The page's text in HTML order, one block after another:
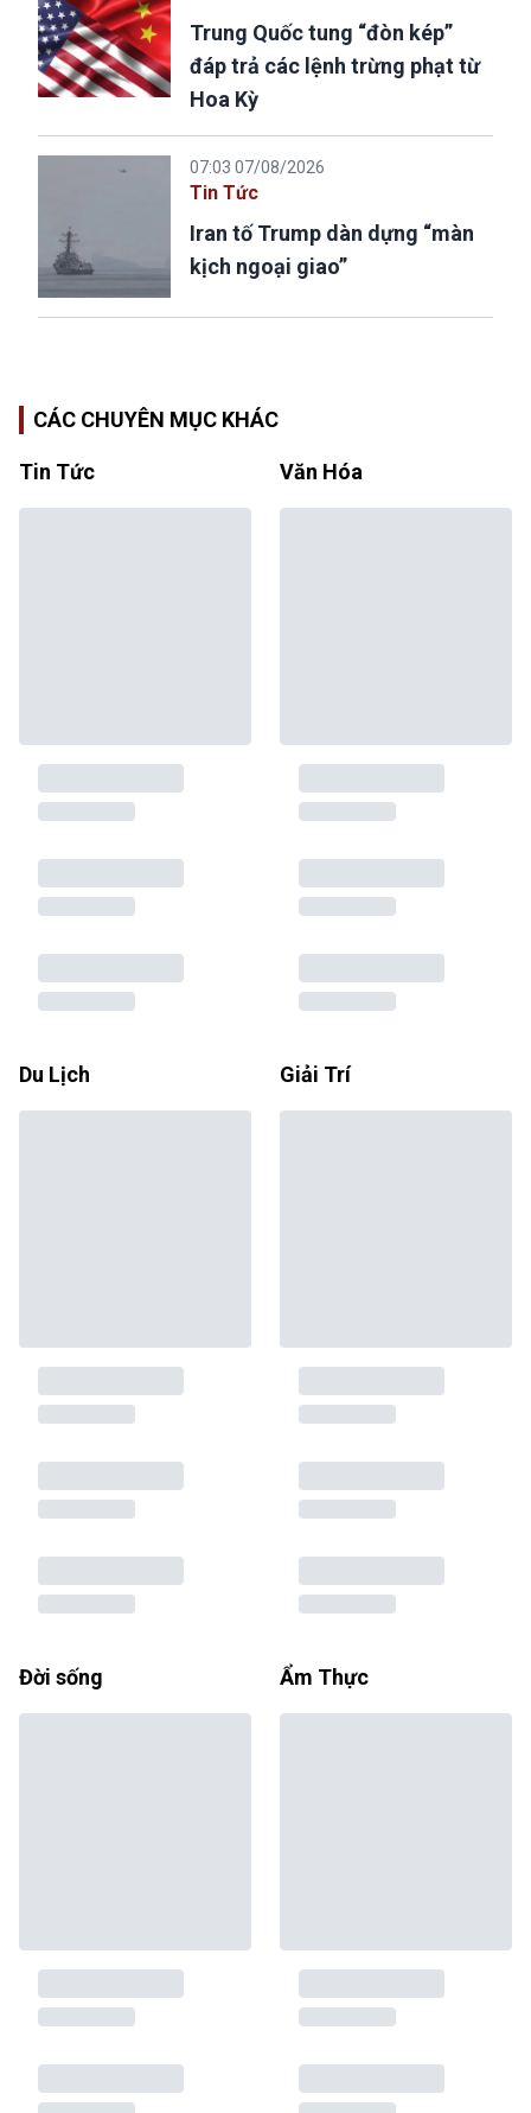
Trung Quốc tung “đòn kép”
đáp trả các lệnh trừng phạt từ
Hoa Kỳ
07:03 07/08/2026
Tin Tức
Iran tố Trump dàn dựng “màn
kịch ngoại giao”
CÁC CHUYÊN MỤC KHÁC
Tin Tức Văn Hóa
Du Lịch Giải Trí
Đời sống Ẩm Thực